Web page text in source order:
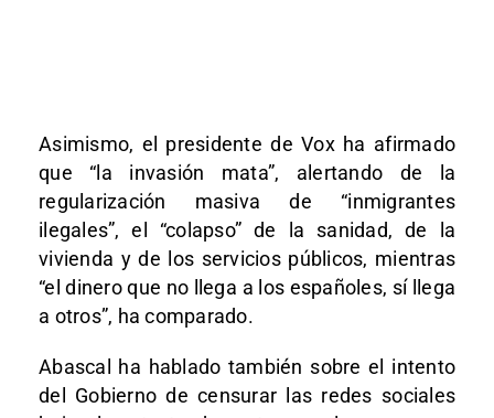
Asimismo, el presidente de Vox ha afirmado
que “la invasión mata”, alertando de la
regularización masiva de “inmigrantes
ilegales”, el “colapso” de la sanidad, de la
vivienda y de los servicios públicos, mientras
“el dinero que no llega a los españoles, sí llega
a otros”, ha comparado.
Abascal ha hablado también sobre el intento
del Gobierno de censurar las redes sociales